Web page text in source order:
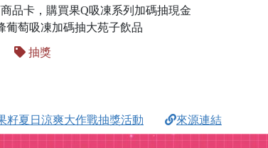
品卡，購買果Q吸凍系列加碼抽現金
葡萄吸凍加碼抽大苑子飲品
抽獎
籽夏日涼爽大作戰抽獎活動 來源連結